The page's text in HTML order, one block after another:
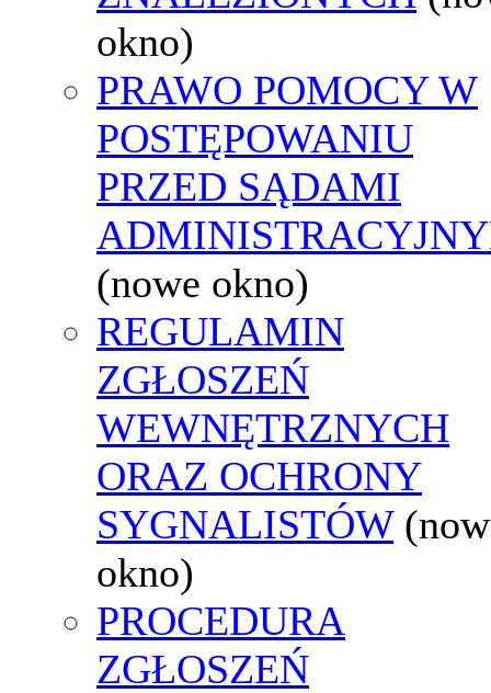
okno)
PRAWO POMOCY W
POSTĘPOWANIU
PRZED SĄDAMI
(nowe okno)
REGULAMIN
ZGŁOSZEŃ
WEWNĘTRZNYCH
ORAZ OCHRONY
SYGNALISTÓW
okno)
PROCEDURA
ZGŁOSZEŃ